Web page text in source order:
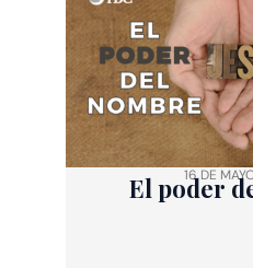
16 DE
El poder